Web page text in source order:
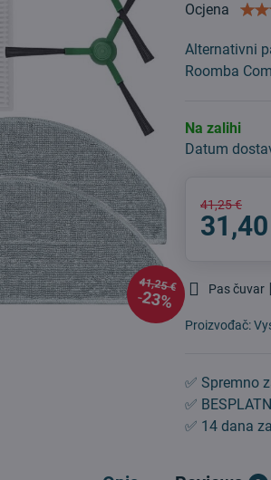
41,25 €
23%
Ocjena
Alternativni
Roomba
Na zalihi
Datum
41,25 €
Pas čuvar
Proizvođač:
✅ Spremno
✅
✅ 14 dana